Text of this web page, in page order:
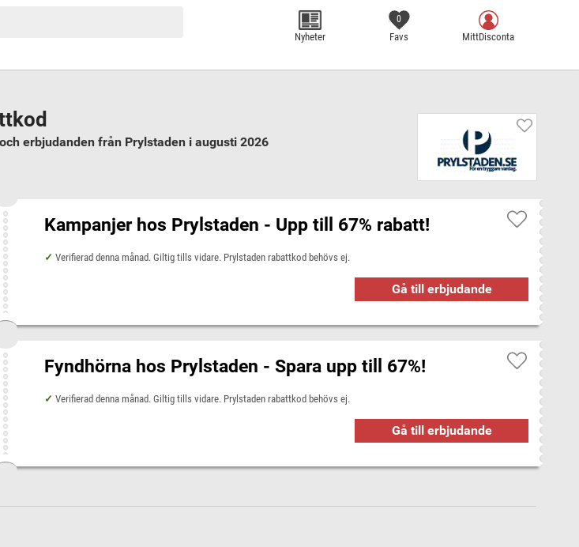
Nyheter
0
Favs MittDisconta
erbjudanden från Prylstaden i augusti 2026
Kampanjer hos Prylstaden - Upp till 67% rabatt!
Verifierad denna månad. Giltig tills vidare. Prylstaden rabattkod behövs ej.
Gå till erbjudande
Fyndhörna hos Prylstaden - Spara upp till 67%!
Verifierad denna månad. Giltig tills vidare. Prylstaden rabattkod behövs ej.
Gå till erbjudande